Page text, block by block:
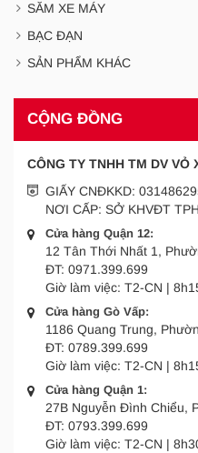
SĂM XE MÁY
BẠC ĐẠN
SẢN PHẨM KHÁC
CỘNG ĐỒNG
CÔNG TY TNHH TM DV VỎ
GIẤY CNĐKKD:
NƠI CẤP: SỞ KHVĐT
Cửa hàng Quận 12:
12 Tân Thới Nhất 1,
ĐT: 0971.399.699
Giờ làm việc: T2-CN |
Cửa hàng Gò Vấp:
1186 Quang Trung,
ĐT: 0789.399.699
Giờ làm việc: T2-CN |
Cửa hàng Quận 1:
27B Nguyễn Đình Chiểu,
ĐT: 0793.399.699
Giờ làm việc: T2-CN |